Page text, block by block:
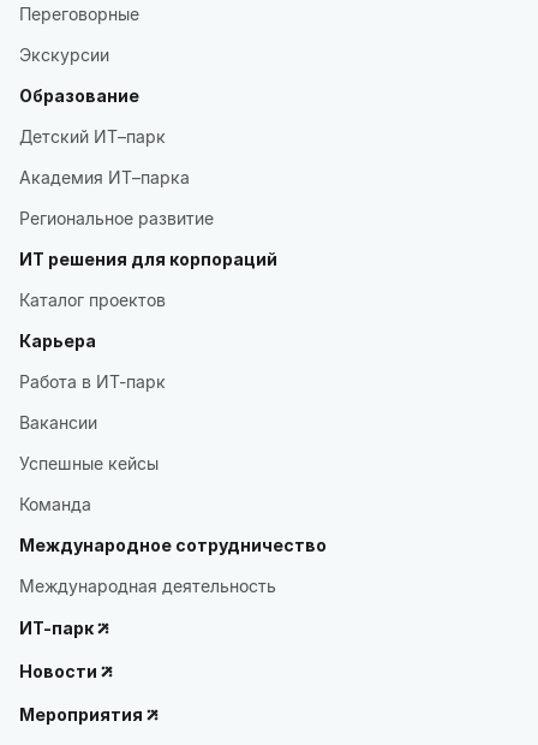
Переговорные
Экскурсии
Образование
Детский ИТ–парк
Академия ИТ–парка
Региональное развитие
ИТ решения для корпораций
Каталог проектов
Карьера
Работа в ИТ-парк
Вакансии
Успешные кейсы
Команда
Международное сотрудничество
Международная деятельность
ИТ-парк
Новости
Мероприятия